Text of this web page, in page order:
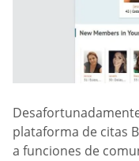
plataforma de citas
a funciones de